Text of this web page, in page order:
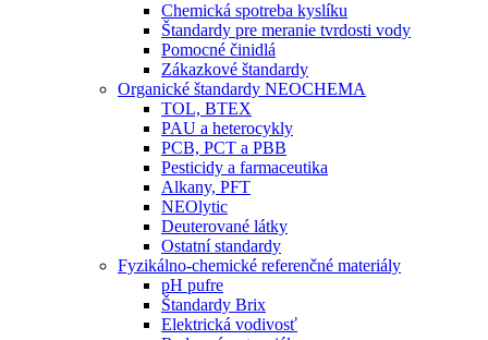
Chemická spotreba kyslíku
Štandardy pre meranie tvrdosti vody
Pomocné činidlá
Zákazkové štandardy
Organické štandardy NEOCHEMA
TOL, BTEX
PAU a heterocykly
PCB, PCT a PBB
Pesticidy a farmaceutika
Alkany, PFT
NEOlytic
Deuterované látky
Ostatní standardy
Fyzikálno-chemické referenčné materiály
pH pufre
Štandardy Brix
Elektrická vodivosť